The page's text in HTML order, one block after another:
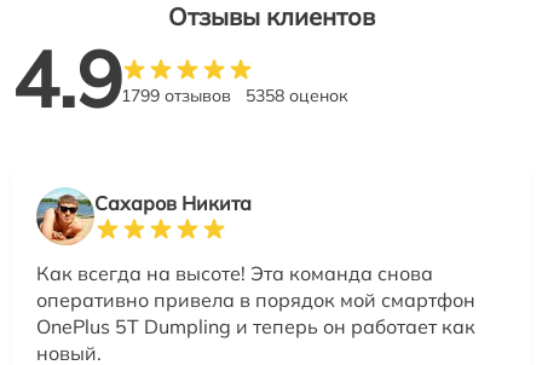
Отзывы клиентов
4.91799 отзывов 5358 оценок
Сахаров Никита
Как всегда на высоте! Эта команда снова
оперативно привела в порядок мой смартфон
OnePlus 5T Dumpling и теперь он работает как
новый.